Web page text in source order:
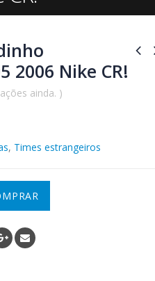
2006 Nike CR!
ainda. )
, Times estrangeiros